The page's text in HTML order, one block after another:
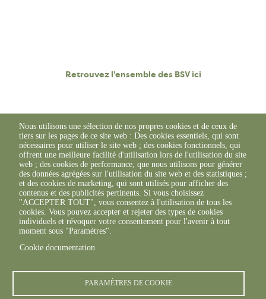
Retrouvez l'ensemble des BSV ici
Mentions légales
Nous utilisons une sélection de nos propres cookies et de ceux de
tiers sur les pages de ce site web : Des cookies essentiels, qui sont
nécessaires pour utiliser le site web ; des cookies fonctionnels, qui
offrent une meilleure facilité d'utilisation lors de l'utilisation du site
web ; des cookies de performance, que nous utilisons pour générer
des données agrégées sur l'utilisation du site web et des statistiques ;
et des cookies de marketing, qui sont utilisés pour afficher des
contenus et des publicités pertinents. Si vous choisissez
"ACCEPTER TOUT", vous consentez à l'utilisation de tous les
cookies. Vous pouvez accepter et rejeter des types de cookies
individuels et révoquer votre consentement pour l'avenir à tout
moment sous "Paramètres".
Cookie documentation
PARAMÈTRES DE COOKIE